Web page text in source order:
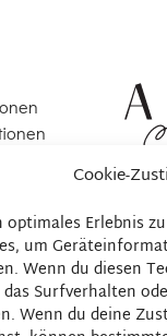
Cookie-
optimales Erlebnis
um
Wenn du diesen
Surfverhalten
Wenn du deine